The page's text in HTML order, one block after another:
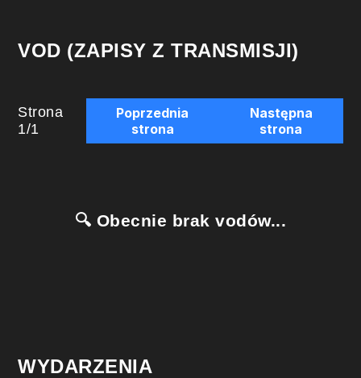
VOD (ZAPISY Z TRANSMISJI)
Strona
1/1
Poprzednia
strona
Następna
strona
🔍 Obecnie brak vodów...
WYDARZENIA